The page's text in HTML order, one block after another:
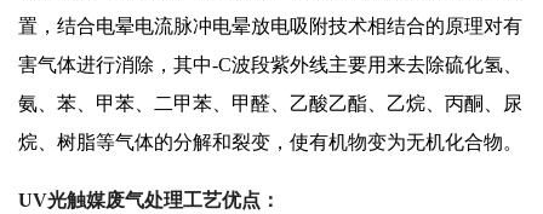
置，结合电晕电流脉冲电晕放电吸附技术相结合的原理对有
害气体进行消除，其中-C波段紫外线主要用来去除硫化氢、
氨、苯、甲苯、二甲苯、甲醛、乙酸乙酯、乙烷、丙酮、尿
烷、树脂等气体的分解和裂变，使有机物变为无机化合物。
UV光触媒废气处理工艺优点：